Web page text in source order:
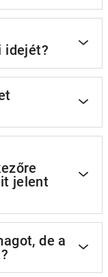
idejét?
jelent
de a